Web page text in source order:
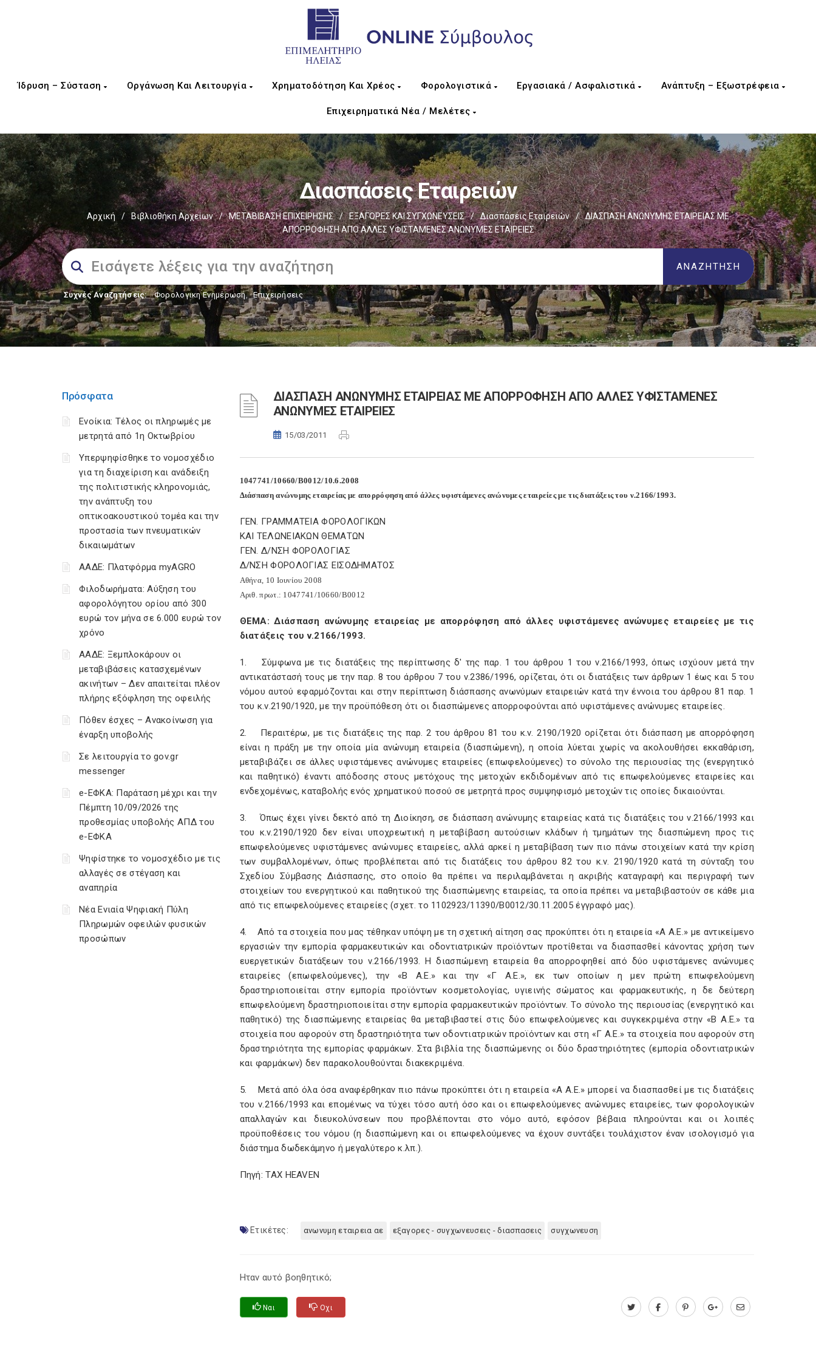
Ίδρυση – Σύσταση Οργάνωση Και Λειτουργία Χρηματοδότηση Και Χρέος Φορολογιστικά Εργασιακά / Ασφαλιστικά Ανάπτυξη – Εξωστρέφεια
Επιχειρηματικά Νέα / Μελέτες
Διασπάσεις Εταιρειών
Αρχική / Βιβλιοθήκη Αρχείων / ΜΕΤΑΒΙΒΑΣΗ ΕΠΙΧΕIΡΗΣΗΣ / EΞΑΓΟΡΕΣ ΚΑΙ ΣΥΓΧΩΝΕΥΣΕΙΣ / Διασπάσεις Εταιρειών /
ΔΙΑΣΠΑΣΗ ΑΝΩΝΥΜΗΣ ΕΤΑΙΡΕΙΑΣ ΜΕ
ΑΠΟΡΡΟΦΗΣΗ ΑΠΟ ΑΛΛΕΣ ΥΦΙΣΤΑΜΕΝΕΣ ΑΝΩΝΥΜΕΣ ΕΤΑΙΡΕΙΕΣ
Συχνές Αναζητήσεις: Φορολογικη Ενημέρωση, Επιχειρήσεις
Πρόσφατα
Ενοίκια: Τέλος οι πληρωμές με
μετρητά από 1η Οκτωβρίου
Υπερψηφίσθηκε το νομοσχέδιο
για τη διαχείριση και ανάδειξη
της πολιτιστικής κληρονομιάς,
την ανάπτυξη του
οπτικοακουστικού τομέα και την
προστασία των πνευματικών
δικαιωμάτων
ΑΑΔΕ: Πλατφόρμα myAGRO
Φιλοδωρήματα: Αύξηση του
αφορολόγητου ορίου από 300
ευρώ τον μήνα σε 6.000 ευρώ τον
χρόνο
ΑΑΔΕ: Ξεμπλοκάρουν οι
μεταβιβάσεις κατασχεμένων
ακινήτων – Δεν απαιτείται πλέον
πλήρης εξόφληση της οφειλής
Πόθεν έσχες – Ανακοίνωση για
έναρξη υποβολής
Σε λειτουργία το gov.gr
messenger
e-ΕΦΚΑ: Παράταση μέχρι και την
Πέμπτη 10/09/2026 της
προθεσμίας υποβολής ΑΠΔ του
e-ΕΦΚΑ
Ψηφίστηκε το νομοσχέδιο με τις
αλλαγές σε στέγαση και
αναπηρία
Νέα Ενιαία Ψηφιακή Πύλη
Πληρωμών οφειλών φυσικών
προσώπων
ΔΙΑΣΠΑΣΗ ΑΝΩΝΥΜΗΣ ΕΤΑΙΡΕΙΑΣ ΜΕ ΑΠΟΡΡΟΦΗΣΗ ΑΠΟ ΑΛΛΕΣ ΥΦΙΣΤΑΜΕΝΕΣ
ΑΝΩΝΥΜΕΣ ΕΤΑΙΡΕΙΕΣ
15/03/2011
1047741/10660/Β0012/10.6.2008
Διάσπαση ανώνυμης εταιρείας με απορρόφηση από άλλες υφιστάμενες ανώνυμες εταιρείες με τις διατάξεις του ν.2166/1993.
ΓΕΝ. ΓΡΑΜΜΑΤΕΙΑ ΦΟΡΟΛΟΓΙΚΩΝ
ΚΑΙ ΤΕΛΩΝΕΙΑΚΩΝ ΘΕΜΑΤΩΝ
ΓΕΝ. Δ/ΝΣΗ ΦΟΡΟΛΟΓΙΑΣ
Δ/ΝΣΗ ΦΟΡΟΛΟΓΙΑΣ ΕΙΣΟΔΗΜΑΤΟΣ
Αθήνα, 10 Ιουνίου 2008
Αριθ. πρωτ.: 1047741/10660/Β0012
ΘΕΜΑ: Διάσπαση ανώνυμης εταιρείας με απορρόφηση από άλλες υφιστάμενες ανώνυμες εταιρείες με τις
διατάξεις του ν.2166/1993.
1. Σύμφωνα με τις διατάξεις της περίπτωσης δ' της παρ. 1 του άρθρου 1 του ν.2166/1993, όπως ισχύουν μετά την
αντικατάστασή τους με την παρ. 8 του άρθρου 7 του ν.2386/1996, ορίζεται, ότι οι διατάξεις των άρθρων 1 έως και 5 του
νόμου αυτού εφαρμόζονται και στην περίπτωση διάσπασης ανωνύμων εταιρειών κατά την έννοια του άρθρου 81 παρ. 1
του κ.ν.2190/1920, με την προϋπόθεση ότι οι διασπώμενες απορροφούνται από υφιστάμενες ανώνυμες εταιρείες.
2. Περαιτέρω, με τις διατάξεις της παρ. 2 του άρθρου 81 του κ.ν. 2190/1920 ορίζεται ότι διάσπαση με απορρόφηση
είναι η πράξη με την οποία μία ανώνυμη εταιρεία (διασπώμενη), η οποία λύεται χωρίς να ακολουθήσει εκκαθάριση,
μεταβιβάζει σε άλλες υφιστάμενες ανώνυμες εταιρείες (επωφελούμενες) το σύνολο της περιουσίας της (ενεργητικό
και παθητικό) έναντι απόδοσης στους μετόχους της μετοχών εκδιδομένων από τις επωφελούμενες εταιρείες και
ενδεχομένως, καταβολής ενός χρηματικού ποσού σε μετρητά προς συμψηφισμό μετοχών τις οποίες δικαιούνται.
3. Όπως έχει γίνει δεκτό από τη Διοίκηση, σε διάσπαση ανώνυμης εταιρείας κατά τις διατάξεις του ν.2166/1993 και
του κ.ν.2190/1920 δεν είναι υποχρεωτική η μεταβίβαση αυτούσιων κλάδων ή τμημάτων της διασπώμενη προς τις
επωφελούμενες υφιστάμενες ανώνυμες εταιρείες, αλλά αρκεί η μεταβίβαση των πιο πάνω στοιχείων κατά την κρίση
των συμβαλλομένων, όπως προβλέπεται από τις διατάξεις του άρθρου 82 του κ.ν. 2190/1920 κατά τη σύνταξη του
Σχεδίου Σύμβασης Διάσπασης, στο οποίο θα πρέπει να περιλαμβάνεται η ακριβής καταγραφή και περιγραφή των
στοιχείων του ενεργητικού και παθητικού της διασπώμενης εταιρείας, τα οποία πρέπει να μεταβιβαστούν σε κάθε μια
από τις επωφελούμενες εταιρείες (σχετ. το 1102923/11390/Β0012/30.11.2005 έγγραφό μας).
4. Από τα στοιχεία που μας τέθηκαν υπόψη με τη σχετική αίτηση σας προκύπτει ότι η εταιρεία «Α Α.Ε.» με αντικείμενο
εργασιών την εμπορία φαρμακευτικών και οδοντιατρικών προϊόντων προτίθεται να διασπασθεί κάνοντας χρήση των
ευεργετικών διατάξεων του ν.2166/1993. Η διασπώμενη εταιρεία θα απορροφηθεί από δύο υφιστάμενες ανώνυμες
εταιρείες (επωφελούμενες), την «Β Α.Ε.» και την «Γ Α.Ε.», εκ των οποίων η μεν πρώτη επωφελούμενη
δραστηριοποιείται στην εμπορία προϊόντων κοσμετολογίας, υγιεινής σώματος και φαρμακευτικής, η δε δεύτερη
επωφελούμενη δραστηριοποιείται στην εμπορία φαρμακευτικών προϊόντων. Το σύνολο της περιουσίας (ενεργητικό και
παθητικό) της διασπώμενης εταιρείας θα μεταβιβαστεί στις δύο επωφελούμενες και συγκεκριμένα στην «Β Α.Ε.» τα
στοιχεία που αφορούν στη δραστηριότητα των οδοντιατρικών προϊόντων και στη «Γ Α.Ε.» τα στοιχεία που αφορούν στη
δραστηριότητα της εμπορίας φαρμάκων. Στα βιβλία της διασπώμενης οι δύο δραστηριότητες (εμπορία οδοντιατρικών
και φαρμάκων) δεν παρακολουθούνται διακεκριμένα.
5. Μετά από όλα όσα αναφέρθηκαν πιο πάνω προκύπτει ότι η εταιρεία «Α Α.Ε.» μπορεί να διασπασθεί με τις διατάξεις
του ν.2166/1993 και επομένως να τύχει τόσο αυτή όσο και οι επωφελούμενες ανώνυμες εταιρείες, των φορολογικών
απαλλαγών και διευκολύνσεων που προβλέπονται στο νόμο αυτό, εφόσον βέβαια πληρούνται και οι λοιπές
προϋποθέσεις του νόμου (η διασπώμενη και οι επωφελούμενες να έχουν συντάξει τουλάχιστον έναν ισολογισμό για
διάστημα δωδεκάμηνο ή μεγαλύτερο κ.λπ.).
Πηγή: TAX HEAVEN
Ετικέτες: ανωνυμη εταιρεια αε εξαγορες - συγχωνευσεις - διασπασεις συγχωνευση
Ηταν αυτό βοηθητικό;
Ναι Οχι